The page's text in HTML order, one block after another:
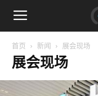
首页 新闻 展会现场
展会现场